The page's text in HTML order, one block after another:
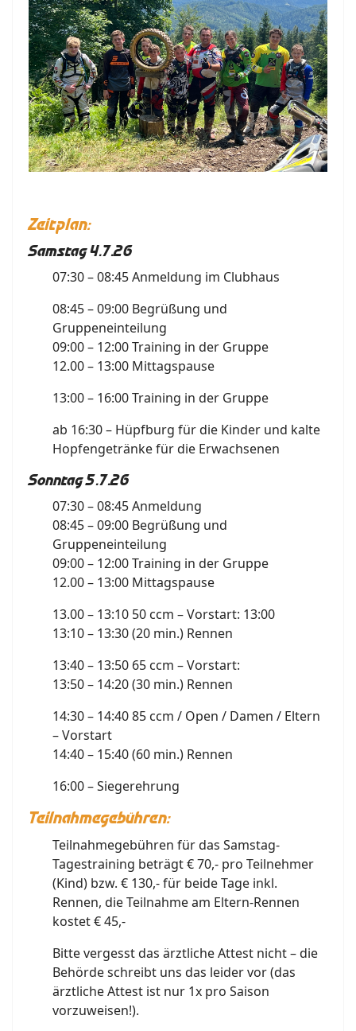
Zeitplan:
Samstag 4.7.26
07:30 – 08:45 Anmeldung im Clubhaus
08:45 – 09:00 Begrüßung und
Gruppeneinteilung
09:00 – 12:00 Training in der Gruppe
12.00 – 13:00 Mittagspause
13:00 – 16:00 Training in der Gruppe
ab 16:30 – Hüpfburg für die Kinder und kalte
Hopfengetränke für die Erwachsenen
Sonntag 5.7.26
07:30 – 08:45 Anmeldung
08:45 – 09:00 Begrüßung und
Gruppeneinteilung
09:00 – 12:00 Training in der Gruppe
12.00 – 13:00 Mittagspause
13.00 – 13:10 50 ccm – Vorstart: 13:00
13:10 – 13:30 (20 min.) Rennen
13:40 – 13:50 65 ccm – Vorstart:
13:50 – 14:20 (30 min.) Rennen
14:30 – 14:40 85 ccm / Open / Damen / Eltern
– Vorstart
14:40 – 15:40 (60 min.) Rennen
16:00 – Siegerehrung
Teilnahmegebühren:
Teilnahmegebühren für das Samstag-
Tagestraining beträgt € 70,- pro Teilnehmer
(Kind) bzw. € 130,- für beide Tage inkl.
Rennen, die Teilnahme am Eltern-Rennen
kostet € 45,-
Bitte vergesst das ärztliche Attest nicht – die
Behörde schreibt uns das leider vor (das
ärztliche Attest ist nur 1x pro Saison
vorzuweisen!).